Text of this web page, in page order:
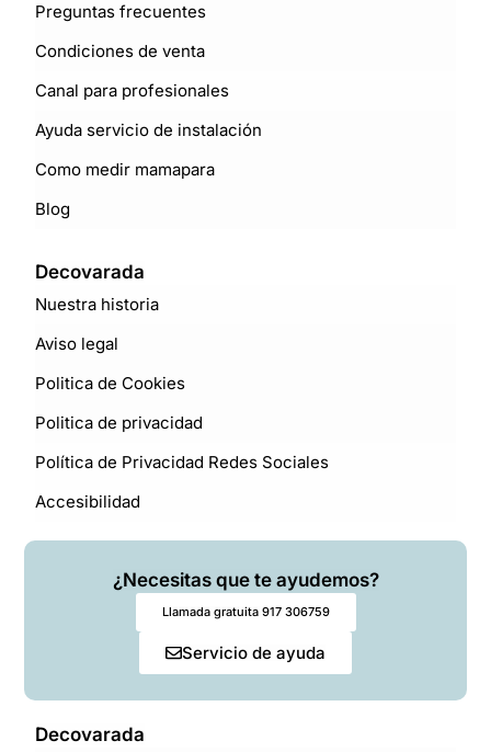
Preguntas frecuentes
Condiciones de venta
Canal para profesionales
Ayuda servicio de instalación
Como medir mamapara
Blog
Decovarada
Nuestra historia
Aviso legal
Politica de Cookies
Politica de privacidad
Política de Privacidad Redes Sociales
Accesibilidad
¿Necesitas que te ayudemos?
Llamada gratuita 917 306759
Servicio de ayuda
Decovarada